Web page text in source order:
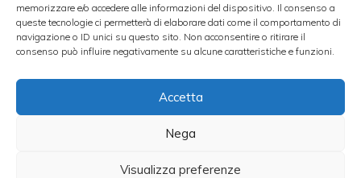
memorizzare e/o accedere alle informazioni del dispositivo. Il consenso a
queste tecnologie ci permetterà di elaborare dati come il comportamento di
navigazione o ID unici su questo sito. Non acconsentire o ritirare il
consenso può influire negativamente su alcune caratteristiche e funzioni.
Accetta
Nega
Visualizza preferenze